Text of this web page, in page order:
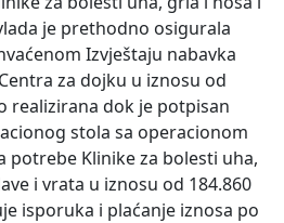
je prethodno osigurala
Izvještaju nabavka
za dojku u iznosu od
realizirana dok je potpisan
stola sa operacionom
potrebe Klinike za bolesti uha,
i vrata u iznosu od 184.860
isporuka i plaćanje iznosa po